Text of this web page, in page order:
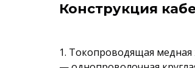
Конструкция
1. Токопроводящая медная